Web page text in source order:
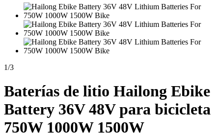
1/3
Baterías de litio Hailong Ebike
Battery 36V 48V para bicicleta
750W 1000W 1500W